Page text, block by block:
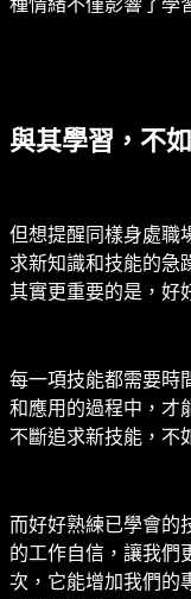
與其學習，不
但想提醒同樣身處職
求新知識和技能的急
其實更重要的是，好
每一項技能都需要時
和應用的過程中，才
不斷追求新技能，不
而好好熟練已學會的
的工作自信，讓我們
次，它能增加我們的